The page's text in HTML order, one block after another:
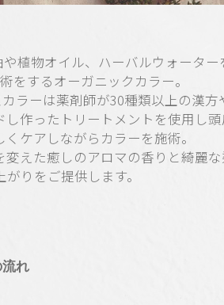
植物オイル、ハーバルウォーター
をするオーガニックカラー。
ラーは薬剤師が30種類以上の漢方
し作ったトリートメントを使用し
くケアしながらカラーを施術。
変えた癒しのアロマの香りと綺麗
がりをご提供します。
れ